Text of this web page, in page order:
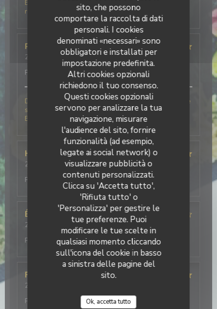
sito, che possono
comportare la raccolta di dati
personali. I cookies
denominati «necessari» sono
obbligatori e installati per
impostazione predefinita.
Altri cookies opzionali
richiedono il tuo consenso.
Questi cookies opzionali
servono per analizzare la tua
navigazione, misurare
l'audience del sito, fornire
funzionalità (ad esempio,
legate ai social network) o
visualizzare pubblicità o
contenuti personalizzati.
Clicca su 'Accetta tutto',
'Rifiuta tutto' o
'Personalizza' per gestire le
tue preferenze. Puoi
modificare le tue scelte in
qualsiasi momento cliccando
sull'icona del cookie in basso
a sinistra delle pagine del
sito.
Ok, accetta tutto
Excellent tant au point de vue accueil que
restauration. Viva l'Italia. À recommander.
Pierre
2026-08-08- 12:30 - Ospiti 2
/5 Atmosfera:5/5 Cucina:5/5 Qualità /
Prezzo
Des plats, excellent, un service au Top, notamment le
serveur, humour, gentillesse et professionnalisme.
Bravo à cet établissement, nous reviendrons.
Herve
2026-08-07
- 20:00 - Ospiti 4
/5 Atmosfera: 5/5 Cucina:5/5 Qualità /
Prezzo
Édouard
S
2026-08-06
- 19:30 - Ospiti 2
/5 Atmosfera: 4/5 Cucina: 4/5 Qualità /
Prezzo
/5
Frederick
2026-08-06
Atmosfera:5/5 Cucina:
Prezzo